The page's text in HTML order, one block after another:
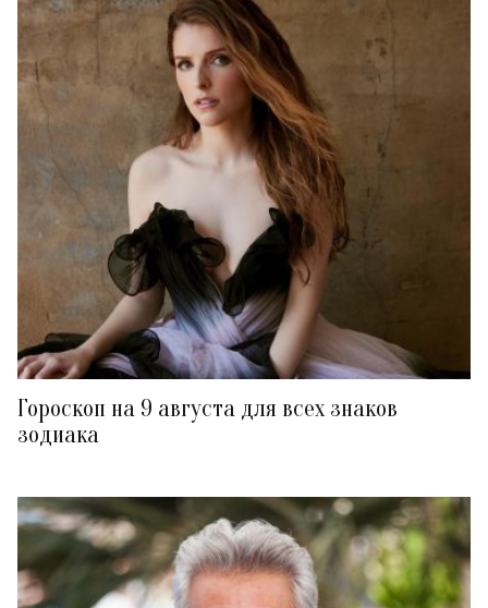
Гороскоп на 9 августа для всех знаков
зодиака